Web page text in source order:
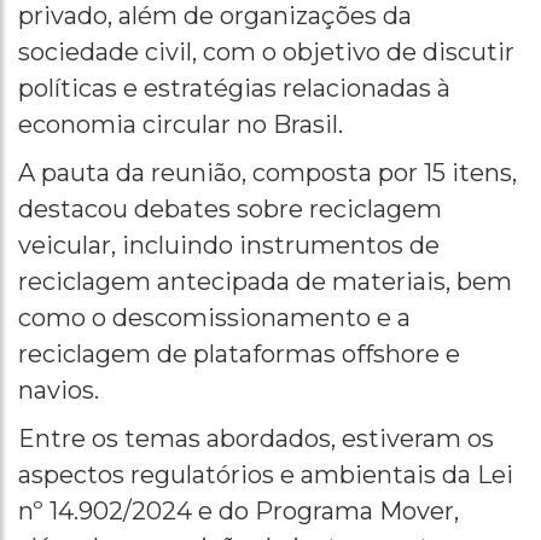
privado, além de organizações da
sociedade civil, com o objetivo de discutir
políticas e estratégias relacionadas à
economia circular no Brasil.
A pauta da reunião, composta por 15 itens,
destacou debates sobre reciclagem
veicular, incluindo instrumentos de
reciclagem antecipada de materiais, bem
como o descomissionamento e a
reciclagem de plataformas offshore e
navios.
Entre os temas abordados, estiveram os
aspectos regulatórios e ambientais da Lei
nº 14.902/2024 e do Programa Mover,